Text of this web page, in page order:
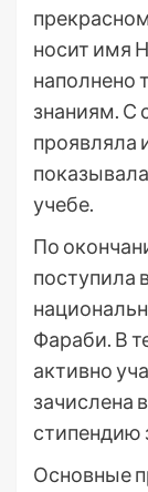
носит имя
наполнено
знаниям. С
проявляла
учебе.
По
поступила
Фараби. В
активно
зачислена
стипендию
Основные